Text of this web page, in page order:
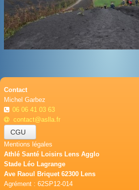
CONTACT
PHOTOS
DONS
Contact
Michel Garbez
06 06 41 03 63
contact@aslla.fr
CGU
Mentions légales
Athlé Santé Loisirs Lens Agglo
Stade Léo Lagrange
Ave Raoul Briquet 62300 Lens
Agrément : 62SP12-014